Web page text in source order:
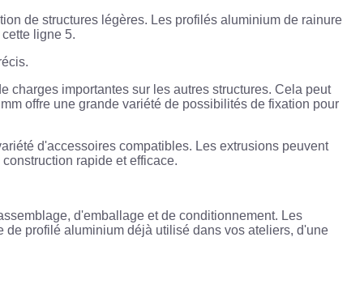
de structures légères. Les profilés aluminium de rainure
ligne 5.
charges importantes sur les autres structures. Cela peut
offre une grande variété de possibilités de fixation pour
d'accessoires compatibles. Les extrusions peuvent
rapide et efficace.
d'emballage et de conditionnement. Les
profilé aluminium déjà utilisé dans vos ateliers, d'une